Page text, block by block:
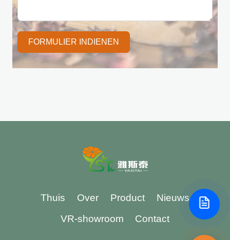
FORMULIER INDIENEN
Thuis Over Product
Nieuws
VR-showroom
Contact